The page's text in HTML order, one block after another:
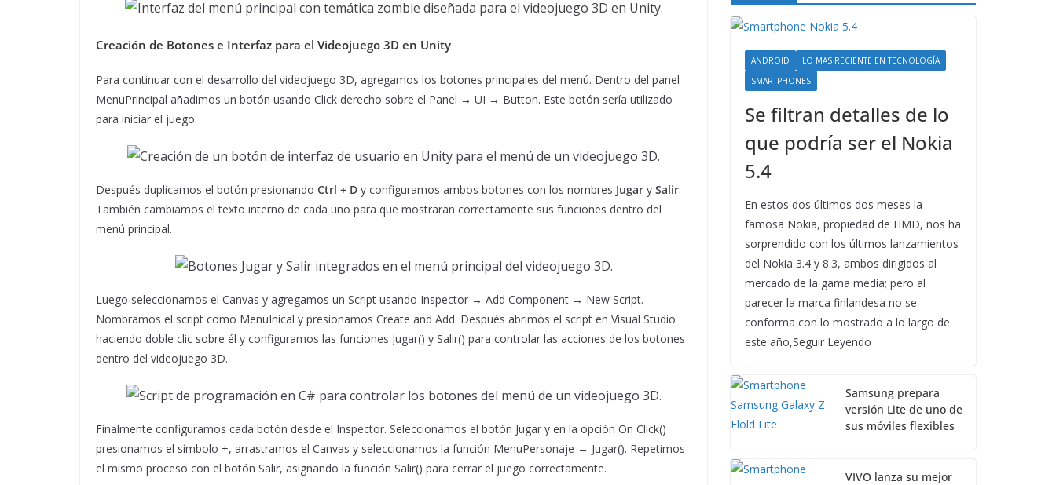
Creación de Botones e Interfaz para el Videojuego 3D en Unity
Para continuar con el desarrollo del videojuego 3D, agregamos los botones principales del menú. Dentro del panel
MenuPrincipal añadimos un botón usando Click derecho sobre el Panel → UI → Button. Este botón sería utilizado
para iniciar el juego.
Después duplicamos el botón presionando Ctrl + D y configuramos ambos botones con los nombres Jugar y Salir.
También cambiamos el texto interno de cada uno para que mostraran correctamente sus funciones dentro del
menú principal.
Luego seleccionamos el Canvas y agregamos un Script usando Inspector → Add Component → New Script.
Nombramos el script como MenuInical y presionamos Create and Add. Después abrimos el script en Visual Studio
haciendo doble clic sobre él y configuramos las funciones Jugar() y Salir() para controlar las acciones de los botones
dentro del videojuego 3D.
Finalmente configuramos cada botón desde el Inspector. Seleccionamos el botón Jugar y en la opción On Click()
presionamos el símbolo +, arrastramos el Canvas y seleccionamos la función MenuPersonaje → Jugar(). Repetimos
el mismo proceso con el botón Salir, asignando la función Salir() para cerrar el juego correctamente.
ANDROID
LO MAS RECIENTE EN TECNOLOGÍA
SMARTPHONES
Se filtran detalles de lo
que podría ser el Nokia
5.4
En estos dos últimos dos meses la
famosa Nokia, propiedad de HMD, nos ha
sorprendido con los últimos lanzamientos
del Nokia 3.4 y 8.3, ambos dirigidos al
mercado de la gama media; pero al
parecer la marca finlandesa no se
conforma con lo mostrado a lo largo de
este año,Seguir Leyendo
Samsung prepara
versión Lite de uno de
sus móviles flexibles
VIVO lanza su mejor